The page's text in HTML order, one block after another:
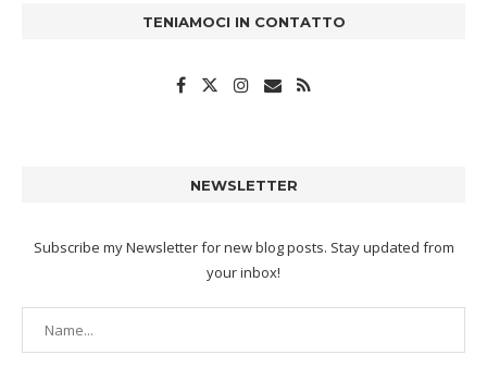
TENIAMOCI IN CONTATTO
NEWSLETTER
Subscribe my Newsletter for new blog posts. Stay updated from
your inbox!